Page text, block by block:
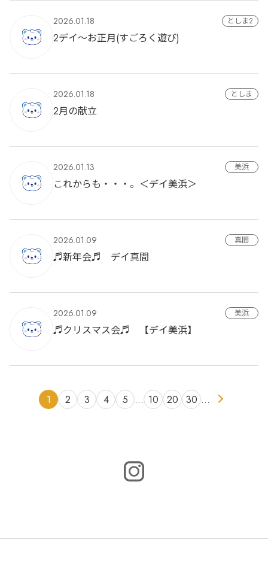
2026.01.18 としま2
2デイ～お正月(すごろく遊び)
2026.01.18 としま
2月の献立
2026.01.13 美浜
これからも・・・。＜デイ美浜＞
2026.01.09 真間
♬新年会♬ デイ真間
2026.01.09 美浜
♬クリスマス会♬ 【デイ美浜】
1 2 3 4 5 … 10 20 30 …